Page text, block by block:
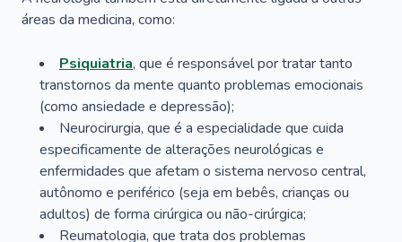
áreas da medicina, como:
Psiquiatria, que é responsável por tratar tanto
transtornos da mente quanto problemas emocionais
(como ansiedade e depressão);
Neurocirurgia, que é a especialidade que cuida
especificamente de alterações neurológicas e
enfermidades que afetam o sistema nervoso central,
autônomo e periférico (seja em bebês, crianças ou
adultos) de forma cirúrgica ou não-cirúrgica;
Reumatologia, que trata dos problemas